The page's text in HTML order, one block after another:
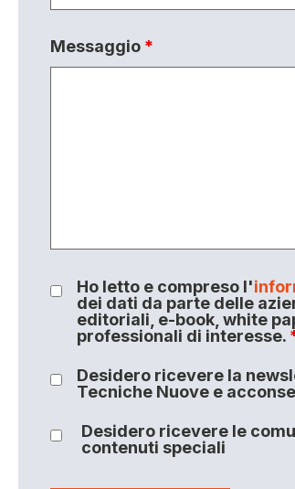
Messaggio *
Ho letto e compreso l'
dei dati da parte delle
editoriali, e-book, white
professionali di interesse.
Desidero ricevere la
Tecniche Nuove e
Desidero ricevere le
contenuti speciali